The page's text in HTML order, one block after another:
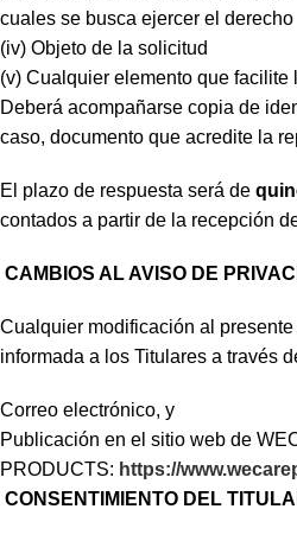
cuales se busca ejercer el derecho
(iv) Objeto de la solicitud
(v) Cualquier elemento que
Deberá acompañarse copia de
caso, documento que acredite la
El plazo de respuesta será de
contados a partir de la recepción
CAMBIOS AL AVISO DE
Cualquier modificación al
informada a los Titulares a través
Correo electrónico, y
Publicación en el sitio web de
PRODUCTS: https://
CONSENTIMIENTO DEL